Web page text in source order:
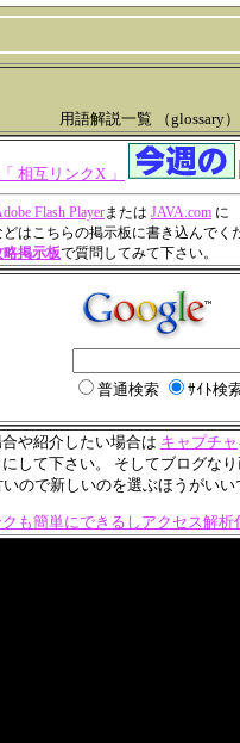
用語解説一覧 （glossary
Flash Playerまたは JAVA.com に
はこちらの掲示板に書き込んで
略掲示板で質問してみて下さい。
普通検索 ｻｲﾄ検
や紹介したい場合は キャプチャ
して下さい。 そしてブログな
いので新しいのを選ぶほうがい
も簡単にできるしアクセス解